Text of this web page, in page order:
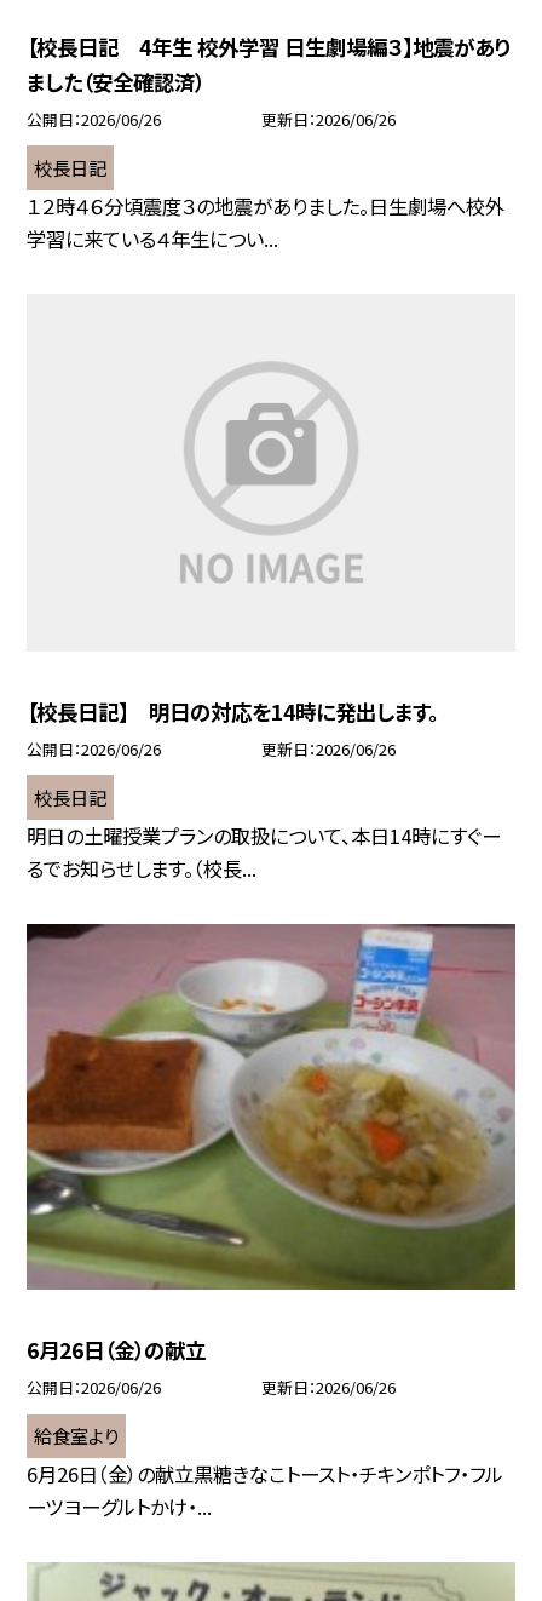
【校長日記 4年生 校外学習 日生劇場編３】地震があり
ました（安全確認済）
公開日 2026/06/26 更新日 2026/06/26
校長日記
１２時４６分頃震度３の地震がありました。日生劇場へ校外
学習に来ている４年生につい...
【校長日記】 明日の対応を14時に発出します。
公開日 2026/06/26 更新日 2026/06/26
校長日記
明日の土曜授業プランの取扱について、本日14時にすぐー
るでお知らせします。（校長...
6月26日（金）の献立
公開日 2026/06/26 更新日 2026/06/26
給食室より
6月26日（金）の献立黒糖きなこトースト・チキンポトフ・フル
ーツヨーグルトかけ・...